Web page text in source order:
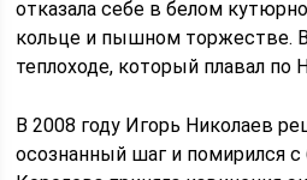
отказала себе в белом
кольце и пышном торжестве.
теплоходе, который плавал по
В 2008 году Игорь Николаев
осознанный шаг и помирился